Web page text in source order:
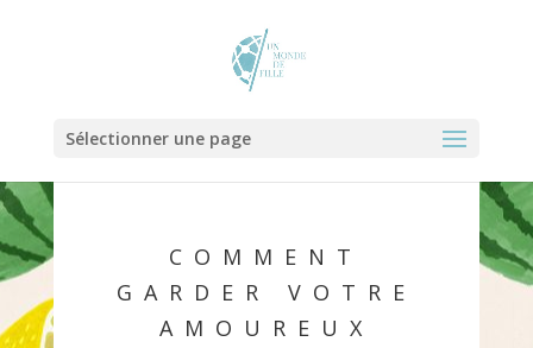
Sélectionner une page
COMMENT
GARDER VOTRE
AMOUREUX